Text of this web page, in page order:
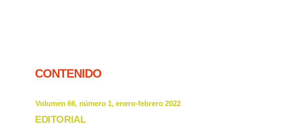
CONTENIDO
Volumen 66, número 1, enero-febrero 2022
EDITORIAL